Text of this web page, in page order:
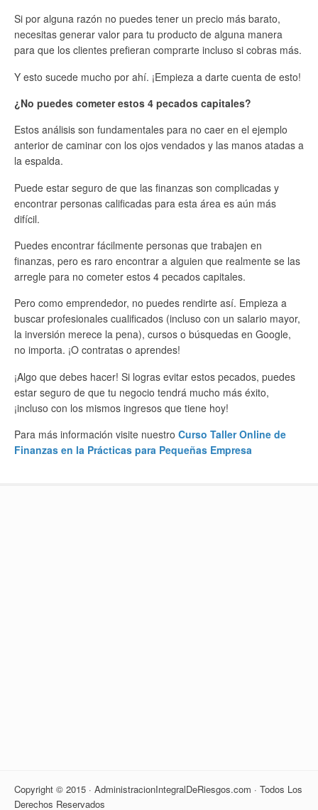
Si por alguna razón no puedes tener un precio más barato,
necesitas generar valor para tu producto de alguna manera
para que los clientes prefieran comprarte incluso si cobras más.
Y esto sucede mucho por ahí. ¡Empieza a darte cuenta de esto!
¿No puedes cometer estos 4 pecados capitales?
Estos análisis son fundamentales para no caer en el ejemplo
anterior de caminar con los ojos vendados y las manos atadas a
la espalda.
Puede estar seguro de que las finanzas son complicadas y
encontrar personas calificadas para esta área es aún más
difícil.
Puedes encontrar fácilmente personas que trabajen en
finanzas, pero es raro encontrar a alguien que realmente se las
arregle para no cometer estos 4 pecados capitales.
Pero como emprendedor, no puedes rendirte así. Empieza a
buscar profesionales cualificados (incluso con un salario mayor,
la inversión merece la pena), cursos o búsquedas en Google,
no importa. ¡O contratas o aprendes!
¡Algo que debes hacer! Si logras evitar estos pecados, puedes
estar seguro de que tu negocio tendrá mucho más éxito,
¡incluso con los mismos ingresos que tiene hoy!
Para más información visite nuestro Curso Taller Online de
Finanzas en la Prácticas para Pequeñas Empresa
Copyright © 2015 · AdministracionIntegralDeRiesgos.com · Todos Los
Derechos Reservados